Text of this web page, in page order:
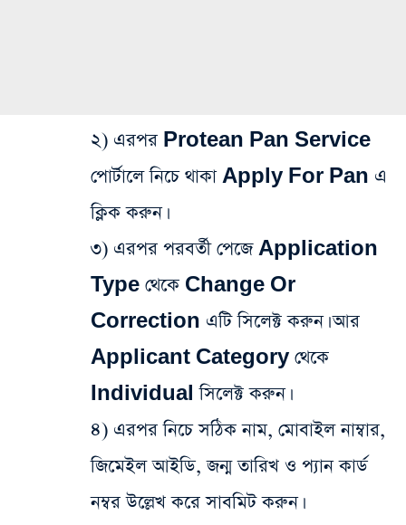
২) এরপর Protean Pan Service
পোর্টালে নিচে থাকা Apply For Pan এ
ক্লিক করুন।
৩) এরপর পরবর্তী পেজে Application
Type থেকে Change Or
Correction এটি সিলেক্ট করুন। আর
Applicant Category থেকে
Individual সিলেক্ট করুন।
৪) এরপর নিচে সঠিক নাম, মোবাইল নাম্বার,
জিমেইল আইডি, জন্ম তারিখ ও প্যান কার্ড
নম্বর উল্লেখ করে সাবমিট করুন।